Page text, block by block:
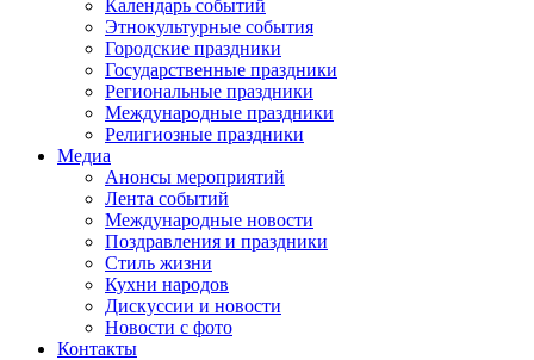
Календарь событий
Этнокультурные события
Городские праздники
Государственные праздники
Региональные праздники
Международные праздники
Религиозные праздники
Медиа
Анонсы мероприятий
Лента событий
Международные новости
Поздравления и праздники
Cтиль жизни
Кухни народов
Дискуссии и новости
Новости с фото
Контакты